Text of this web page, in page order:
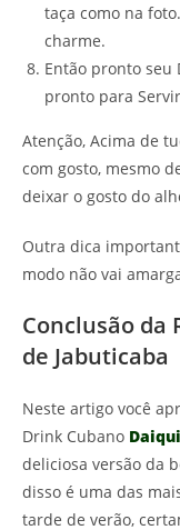
taça como na
charme.
Então pronto seu
pronto para
Atenção, Acima de
com gosto, mesmo
deixar o gosto do
Outra dica
modo não vai
Conclusão da
de Jabuticaba
Neste artigo você
Drink Cubano
deliciosa versão da
disso é uma das
tarde de verão,